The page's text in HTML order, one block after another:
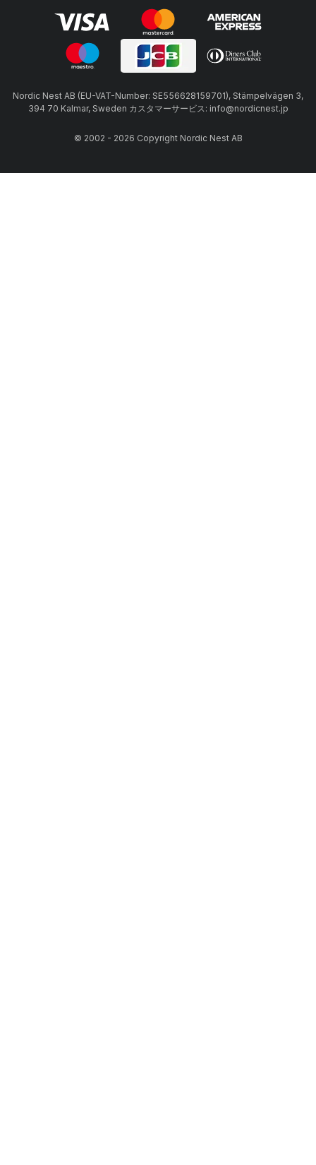
Nordic Nest AB (EU-VAT-Number: SE556628159701), Stämpelvägen 3,
394 70 Kalmar, Sweden カスタマーサービス: info@nordicnest.jp
© 2002 - 2026 Copyright Nordic Nest AB